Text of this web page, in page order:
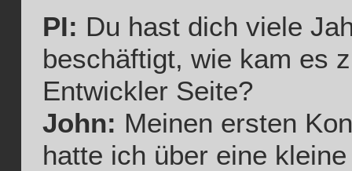
PI: Du hast dich viele
beschäftigt, wie kam es
Entwickler Seite?
John: Meinen ersten
hatte ich über eine